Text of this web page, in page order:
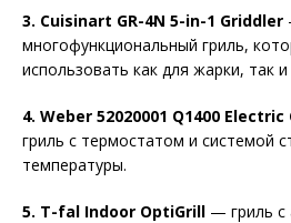
3. Cuisinart GR-4N 5-in-1 Griddler
многофункциональный гриль,
использовать как для жарки, так
4. Weber 52020001 Q1400 Electric
гриль с термостатом и системой
температуры.
5. T-fal Indoor OptiGrill — гриль с